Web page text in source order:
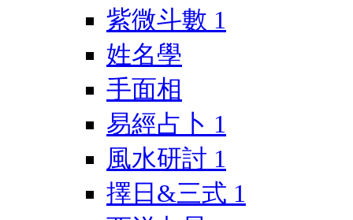
紫微斗數 1
姓名學
手面相
易經占卜 1
風水研討 1
擇日&三式 1